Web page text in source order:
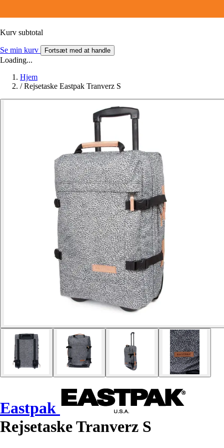
Kurv subtotal
Se min kurv Fortsæt med at handle
Loading...
Hjem
/ Rejsetaske Eastpak Tranverz S
Eastpak
Rejsetaske Tranverz S